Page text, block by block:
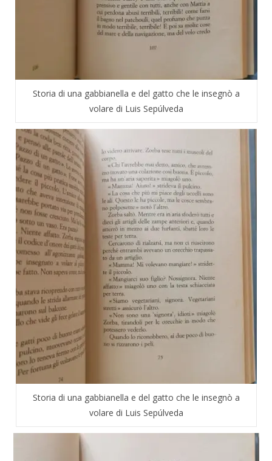
Storia di una gabbianella e del gatto che le insegnò a
volare di Luis Sepúlveda
Storia di una gabbianella e del gatto che le insegnò a
volare di Luis Sepúlveda